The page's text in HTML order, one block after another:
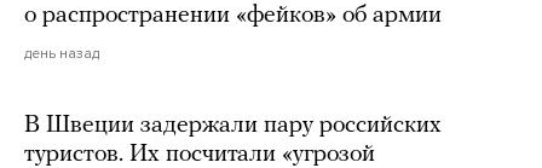
о распространении «фейков» об армии
день назад
В Швеции задержали пару российских
туристов. Их посчитали «угрозой